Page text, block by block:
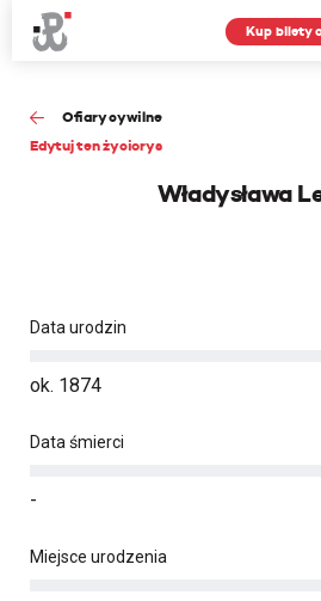
Kup bilety
Ofiary cywilne
Edytuj ten życiorys
Władysława
Data urodzin
ok. 1874
Data śmierci
-
Miejsce urodzenia